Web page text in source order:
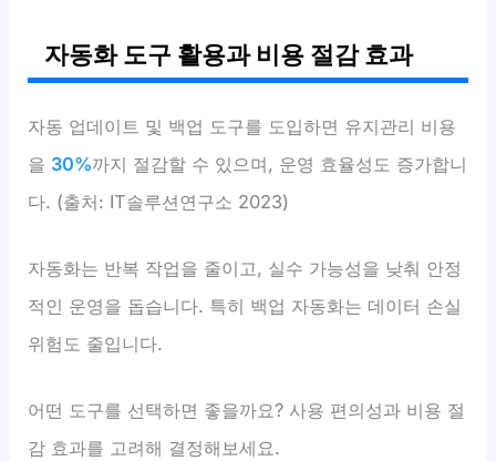
자동화 도구 활용과 비용 절감 효과
자동 업데이트 및 백업 도구를 도입하면 유지관리 비용
을 30%까지 절감할 수 있으며, 운영 효율성도 증가합니
다. (출처: IT솔루션연구소 2023)
자동화는 반복 작업을 줄이고, 실수 가능성을 낮춰 안정
적인 운영을 돕습니다. 특히 백업 자동화는 데이터 손실
위험도 줄입니다.
어떤 도구를 선택하면 좋을까요? 사용 편의성과 비용 절
감 효과를 고려해 결정해보세요.